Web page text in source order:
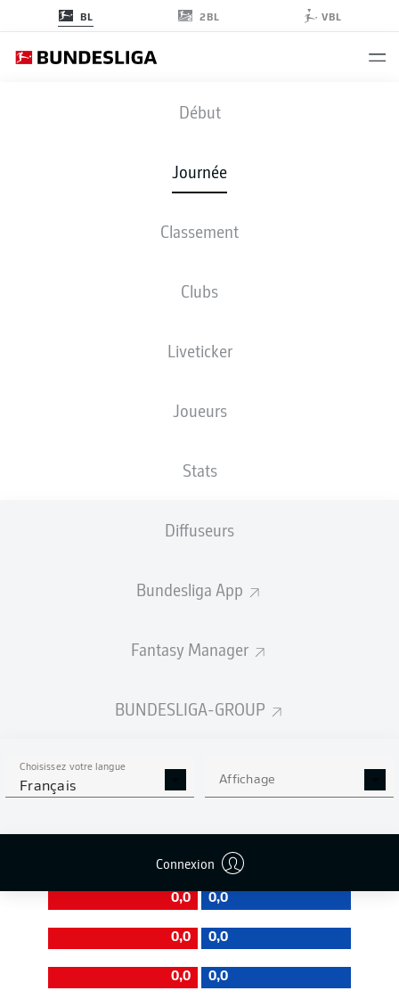
BL 2BL VBL
Début
Journée
Classement
Clubs
Liveticker
Joueurs
Stats
Diffuseurs
Bundesliga App
Fantasy Manager
BUNDESLIGA-GROUP
Choisissez votre langue
Français Affichage
Connexion
FCU - TSG
COMPOSITIONS STATISTIQUES
0
0 % Précision 0 %
EFFICACITÉ DES PASSES
0,0 0,0
0,0 0,0
0,0 0,0